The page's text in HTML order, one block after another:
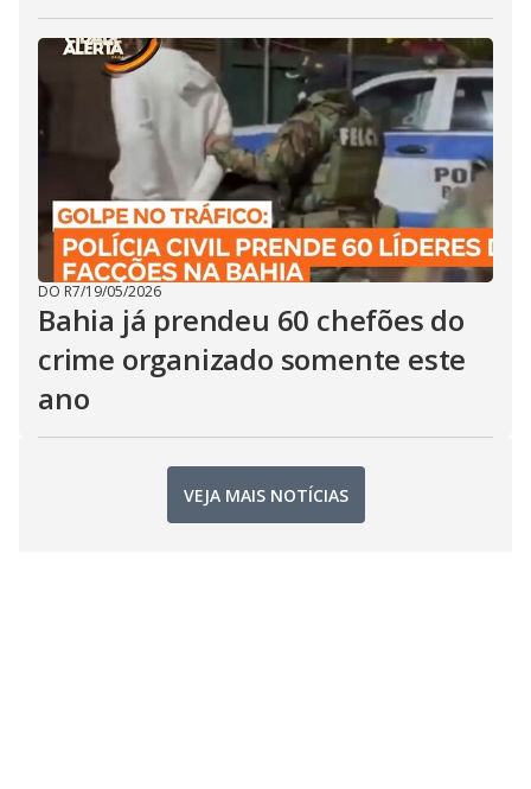
DO R7/19/05/2026
Bahia já prendeu 60 chefões do
crime organizado somente este
ano
VEJA MAIS NOTÍCIAS